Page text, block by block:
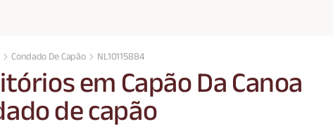
Condado De Capão NL10115884
em Capão Da Canoa
de capão